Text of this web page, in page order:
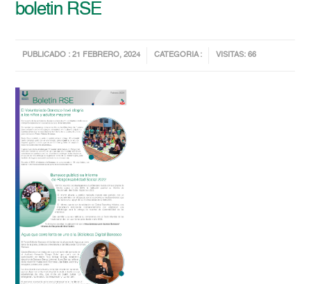
boletin RSE
PUBLICADO : 21 FEBRERO, 2024 CATEGORIA : VISITAS: 66